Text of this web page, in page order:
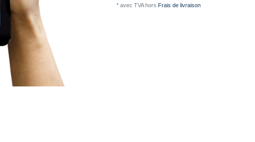
* avec TVA hors Frais de livraison